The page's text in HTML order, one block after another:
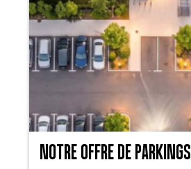
NOTRE OFFRE DE PARKINGS